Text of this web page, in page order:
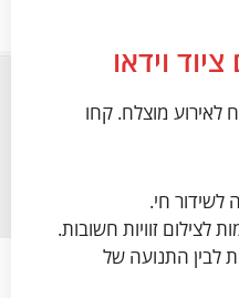
וידאו
לאירוע מוצלח. קחו
חי.
לצילום זוויות חשובות.
לבין התנועה של